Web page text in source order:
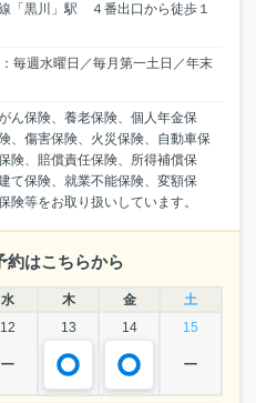
「黒川」駅 ４番出口から徒歩１
毎週水曜日／毎月第一土日／年末
ん保険、養老保険、個人年金保
、傷害保険、火災保険、自動車保
険、賠償責任保険、所得補償保
て保険、就業不能保険、変額保
険等をお取り扱いしています。
約はこちらから
水 木 金
土
12 13 14 15
ー ー